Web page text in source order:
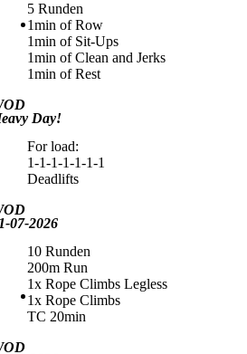
5 Runden
1min of Row
1min of Sit-Ups
1min of Clean and Jerks
1min of Rest
Day!
For load:
1-1-1-1-1-1-1
Deadlifts
07-2026
10 Runden
200m Run
1x Rope Climbs Legless
1x Rope Climbs
TC 20min